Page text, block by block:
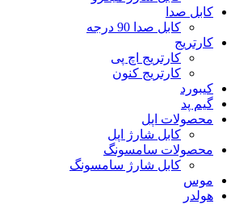
کابل صدا
کابل صدا 90 درجه
کارتریج
کارتریج اچ پی
کارتریج کنون
کیبورد
گیم پد
محصولات اپل
کابل شارژ اپل
محصولات سامسونگ
کابل شارژ سامسونگ
موس
هولدر